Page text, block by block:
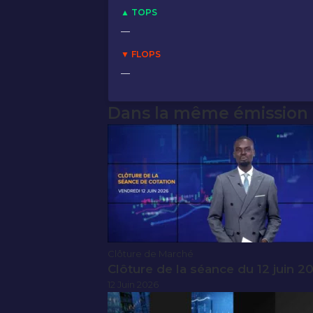
▲ TOPS
—
▼ FLOPS
—
Dans la même émission
Clôture de la séance du 12 juin